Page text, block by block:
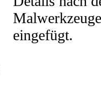
eingefügt.